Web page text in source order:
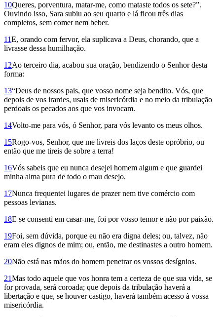
10Queres, porventura, matar-me, como mataste todos os sete?”.
Ouvindo isso, Sara subiu ao seu quarto e lá ficou três dias
completos, sem comer nem beber.
11E, orando com fervor, ela suplicava a Deus, chorando, que a
livrasse dessa humilhação.
12Ao terceiro dia, acabou sua oração, bendizendo o Senhor desta
forma:
13“Deus de nossos pais, que vosso nome seja bendito. Vós, que
depois de vos irardes, usais de misericórdia e no meio da tribulação
perdoais os pecados aos que vos invocam.
14Volto-me para vós, ó Senhor, para vós levanto os meus olhos.
15Rogo-vos, Senhor, que me livreis dos laços deste opróbrio, ou
então que me tireis de sobre a terra!
16Vós sabeis que eu nunca desejei homem algum e que guardei
minha alma pura de todo o mau desejo.
17Nunca frequentei lugares de prazer nem tive comércio com
pessoas levianas.
18E se consenti em casar-me, foi por vosso temor e não por paixão.
19Foi, sem dúvida, porque eu não era digna deles; ou, talvez, não
eram eles dignos de mim; ou, então, me destinastes a outro homem.
20Não está nas mãos do homem penetrar os vossos desígnios.
21Mas todo aquele que vos honra tem a certeza de que sua vida, se
for provada, será coroada; que depois da tribulação haverá a
libertação e que, se houver castigo, haverá também acesso à vossa
misericórdia.